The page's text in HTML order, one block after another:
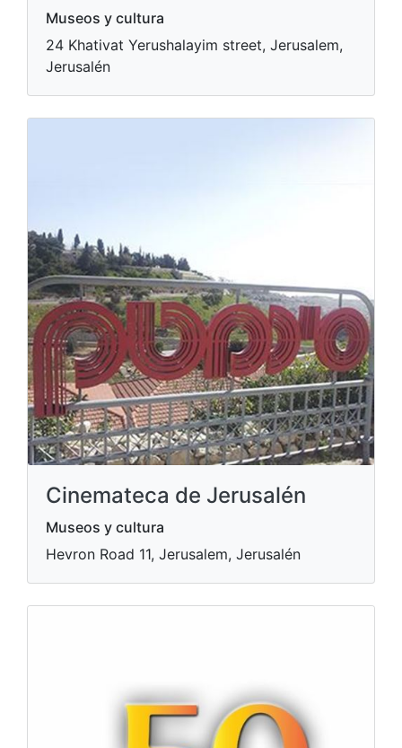
Museos y cultura
24 Khativat Yerushalayim street, Jerusalem,
Jerusalén
Cinemateca de Jerusalén
Museos y cultura
Hevron Road 11, Jerusalem, Jerusalén